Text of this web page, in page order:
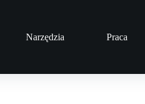
Narzędzia Praca